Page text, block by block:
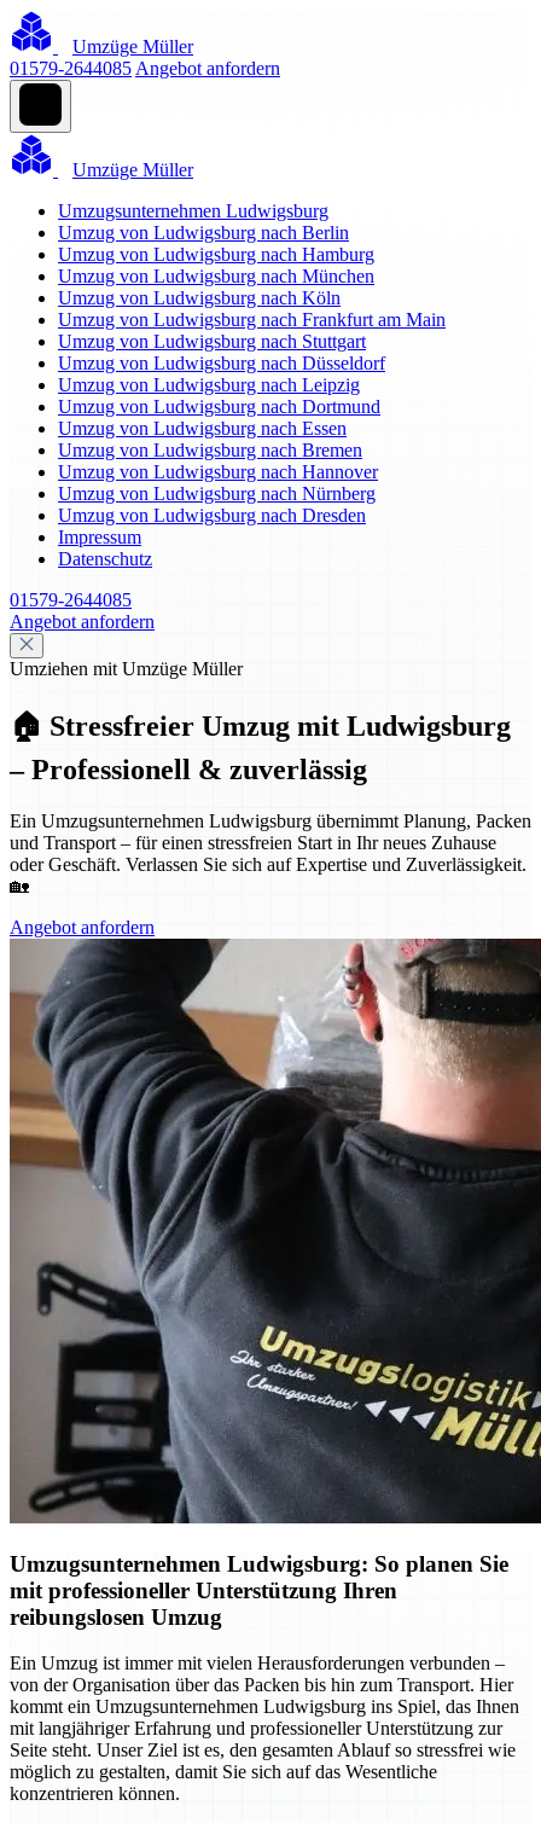
Umzüge Müller
01579-2644085 Angebot anfordern
Umzüge Müller
Umzugsunternehmen Ludwigsburg
Umzug von Ludwigsburg nach Berlin
Umzug von Ludwigsburg nach Hamburg
Umzug von Ludwigsburg nach München
Umzug von Ludwigsburg nach Köln
Umzug von Ludwigsburg nach Frankfurt am Main
Umzug von Ludwigsburg nach Stuttgart
Umzug von Ludwigsburg nach Düsseldorf
Umzug von Ludwigsburg nach Leipzig
Umzug von Ludwigsburg nach Dortmund
Umzug von Ludwigsburg nach Essen
Umzug von Ludwigsburg nach Bremen
Umzug von Ludwigsburg nach Hannover
Umzug von Ludwigsburg nach Nürnberg
Umzug von Ludwigsburg nach Dresden
Impressum
Datenschutz
01579-2644085
Angebot anfordern
Umziehen mit Umzüge Müller
🏠 Stressfreier Umzug mit Ludwigsburg
– Professionell & zuverlässig
Ein Umzugsunternehmen Ludwigsburg übernimmt Planung, Packen
und Transport – für einen stressfreien Start in Ihr neues Zuhause
oder Geschäft. Verlassen Sie sich auf Expertise und Zuverlässigkeit.
🏡
Angebot anfordern
Umzugsunternehmen Ludwigsburg: So planen Sie
mit professioneller Unterstützung Ihren
reibungslosen Umzug
Ein Umzug ist immer mit vielen Herausforderungen verbunden –
von der Organisation über das Packen bis hin zum Transport. Hier
kommt ein Umzugsunternehmen Ludwigsburg ins Spiel, das Ihnen
mit langjähriger Erfahrung und professioneller Unterstützung zur
Seite steht. Unser Ziel ist es, den gesamten Ablauf so stressfrei wie
möglich zu gestalten, damit Sie sich auf das Wesentliche
konzentrieren können.